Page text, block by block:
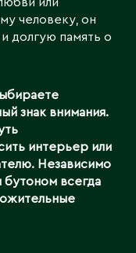
человеку, он
долгую память о
знак внимания.
интерьер или
Независимо
всегда